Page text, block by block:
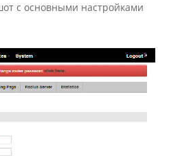
с основными настройками